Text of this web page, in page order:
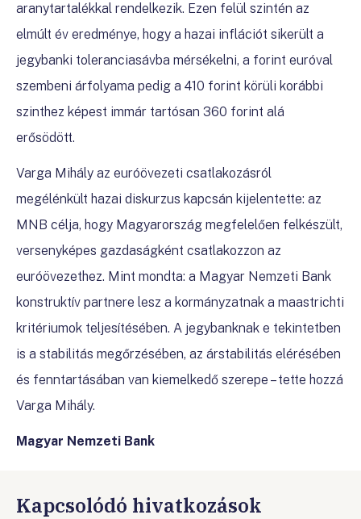
aranytartalékkal rendelkezik. Ezen felül szintén az
elmúlt év eredménye, hogy a hazai inflációt sikerült a
jegybanki toleranciasávba mérsékelni, a forint euróval
szembeni árfolyama pedig a 410 forint körüli korábbi
szinthez képest immár tartósan 360 forint alá
erősödött.
Varga Mihály az euróövezeti csatlakozásról
megélénkült hazai diskurzus kapcsán kijelentette: az
MNB célja, hogy Magyarország megfelelően felkészült,
versenyképes gazdaságként csatlakozzon az
euróövezethez. Mint mondta: a Magyar Nemzeti Bank
konstruktív partnere lesz a kormányzatnak a maastrichti
kritériumok teljesítésében. A jegybanknak e tekintetben
is a stabilitás megőrzésében, az árstabilitás elérésében
és fenntartásában van kiemelkedő szerepe – tette hozzá
Varga Mihály.
Magyar Nemzeti Bank
Kapcsolódó hivatkozások